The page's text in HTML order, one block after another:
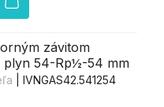
závitom
plyn 54-Rp½-54 mm
| IVNGAS42.541254